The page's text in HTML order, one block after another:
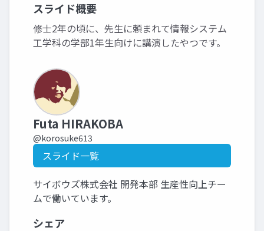
スライド概要
修士2年の頃に、先生に頼まれて情報システム
工学科の学部1年生向けに講演したやつです。
Futa HIRAKOBA
@korosuke613
スライド一覧
サイボウズ株式会社 開発本部 生産性向上チー
ムで働いています。
シェア